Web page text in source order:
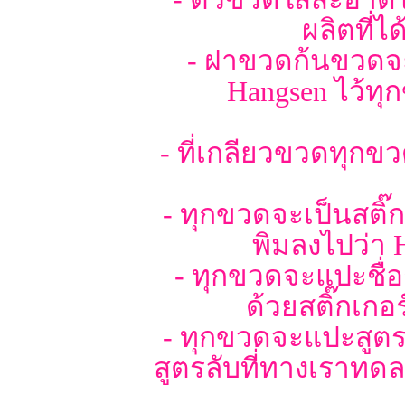
ผลิตที่ไ
- ฝาขวดก้นขวด
Hangsen ไว้
- ที่เกลียวขวดทุกข
- ทุกขวดจะเป็นสติ๊
พิมลงไปว่า
- ทุกขวดจะแปะชื่
ด้วยสติ๊กเก
- ทุกขวดจะแปะสูต
สูตรลับที่ทางเราทด